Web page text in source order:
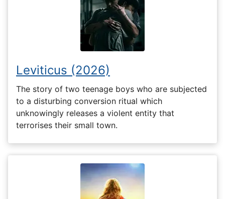
Leviticus (2026)
The story of two teenage boys who are subjected
to a disturbing conversion ritual which
unknowingly releases a violent entity that
terrorises their small town.